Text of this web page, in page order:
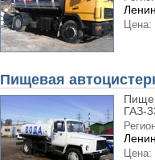
Цена:
Пищевая
ГАЗ-
Цена: